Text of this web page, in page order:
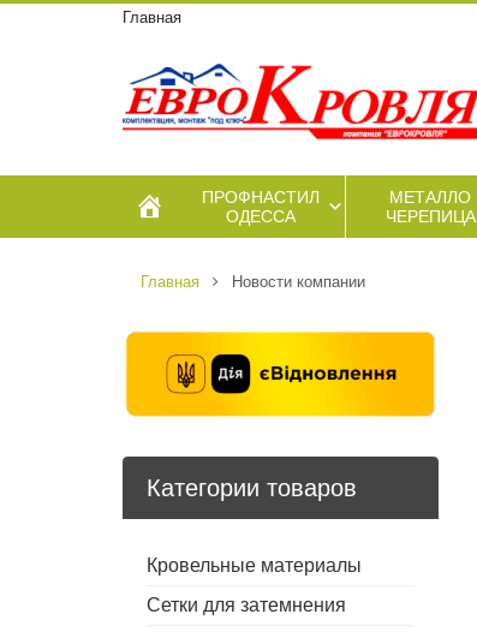
Главная
ПРОФНАСТИЛ
ОДЕССА
МЕТАЛЛО
ЧЕРЕПИЦА
Главная Новости компании
Категории товаров
Кровельные материалы
Сетки для затемнения